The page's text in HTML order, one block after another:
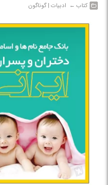
کتاب‎ ← ‏ ادبیات | گوناگون